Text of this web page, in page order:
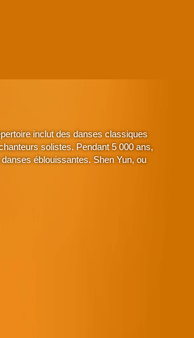
inclut des danses classiques
solistes. Pendant 5 000 ans,
éblouissantes. Shen Yun, ou